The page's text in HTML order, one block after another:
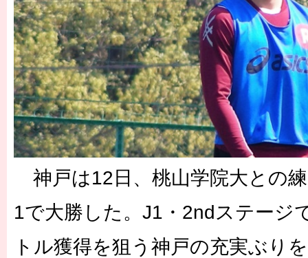
神戸は12日、桃山学院大との
1で大勝した。J1・2ndステージ
トル獲得を狙う神戸の充実ぶり